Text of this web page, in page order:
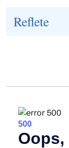
Reflete